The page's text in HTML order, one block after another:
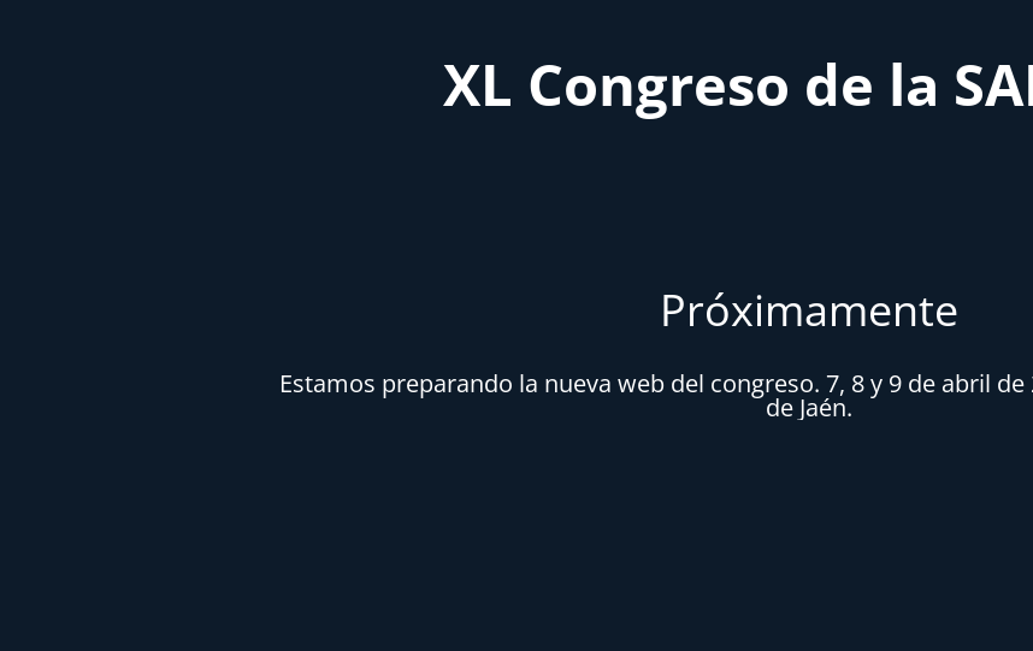
XL Congreso de la
Próximamente
Estamos preparando la nueva web del congreso. 7, 8 y 9 de abril de
de Jaén.